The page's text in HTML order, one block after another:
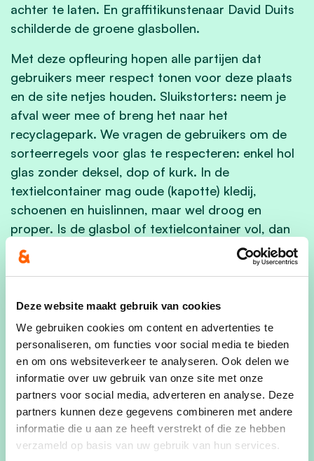
Deze website maakt gebruik van cookies
We gebruiken cookies om content en advertenties te
personaliseren, om functies voor social media te bieden
en om ons websiteverkeer te analyseren. Ook delen we
informatie over uw gebruik van onze site met onze
partners voor social media, adverteren en analyse. Deze
partners kunnen deze gegevens combineren met andere
informatie die u aan ze heeft verstrekt of die ze hebben
verzameld op basis van uw gebruik van hun services.
achter te laten. En graffitikunstenaar David Duits
schilderde de groene glasbollen.
Met deze opfleuring hopen alle partijen dat
gebruikers meer respect tonen voor deze plaats
en de site netjes houden. Sluikstorters: neem je
afval weer mee of breng het naar het
recyclagepark. We vragen de gebruikers om de
sorteerregels voor glas te respecteren: enkel hol
glas zonder deksel, dop of kurk. In de
textielcontainer mag oude (kapotte) kledij,
schoenen en huislinnen, maar wel droog en
proper. Is de glasbol of textielcontainer vol, dan
neem je je afval weer mee naar huis of rij naar een
andere glasbol of textielcontainer in de buurt.
met deksels niet achter aan de glasbol, die kan je
thuis sorteren en meegeven met de huis-aan-
huisophaling.
Stad Waregem en Imog doen veel inspanningen
om de stad proper en net te houden. Het
netheidsteam van de technische dienst is
dagelijks onderweg om vuilnisbakken te legen,
zwerfvuil en sluikstort op te ruimen. De stad kan